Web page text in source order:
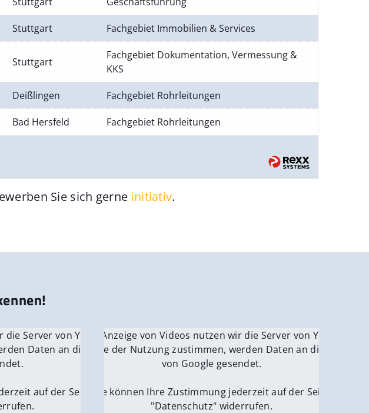
Stuttgart Fachgebiet Immobilien & Services
Stuttgart
Fachgebiet Dokumentation, Vermessung &
KKS
Deißlingen Fachgebiet Rohrleitungen
Bad Hersfeld Fachgebiet Rohrleitungen
Sie sich gerne initiativ.
die Server von YouTube.
Daten an die Server
auf der Seite
Für die Anzeige von Videos nutzen wir die Server von YouTube.
Wenn Sie der Nutzung zustimmen, werden Daten an die Server
von Google gesendet.
Sie können Ihre Zustimmung jederzeit auf der Seite
"Datenschutz" widerrufen.